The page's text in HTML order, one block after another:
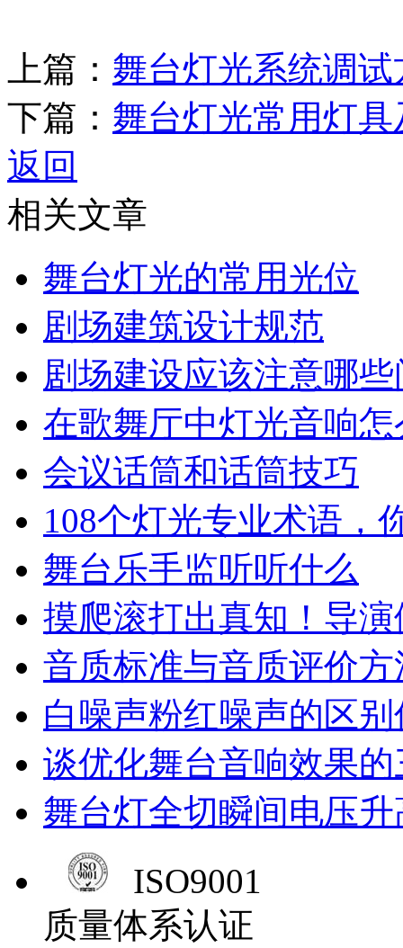
上篇： 舞台灯光系统调试
下篇： 舞台灯光常用灯具
返回
相关文章
舞台灯光的常用光位
剧场建筑设计规范
剧场建设应该注意哪
在歌舞厅中灯光音响
会议话筒和话筒技巧
108个灯光专业术语，
舞台乐手监听听什么
摸爬滚打出真知！导
音质标准与音质评价方
白噪声粉红噪声的区
谈优化舞台音响效果
舞台灯全切瞬间电压
ISO9001
质量体系认证